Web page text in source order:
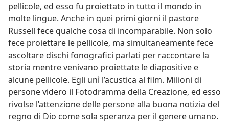
pellicole, ed esso fu proiettato in tutto il mondo in
molte lingue. Anche in quei primi giorni il pastore
Russell fece qualche cosa di incomparabile. Non solo
fece proiettare le pellicole, ma simultaneamente fece
ascoltare dischi fonografici parlati per raccontare la
storia mentre venivano proiettate le diapositive e
alcune pellicole. Egli unì l’acustica al film. Milioni di
persone videro il Fotodramma della Creazione, ed esso
rivolse l’attenzione delle persone alla buona notizia del
regno di Dio come sola speranza per il genere umano.